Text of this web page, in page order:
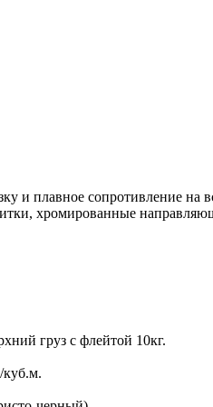
и плавное сопротивление на
хромированные
груз с флейтой 10кг.
куб.м.